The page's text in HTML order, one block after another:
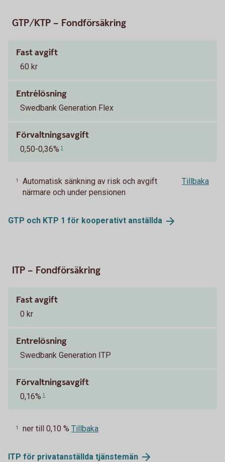
GTP/KTP – Fondförsäkring
Fast avgift
60 kr
Entrélösning
Swedbank Generation Flex
Förvaltningsavgift
0,50-0,36% 1
1
Automatisk sänkning av risk och avgift
närmare och under pensionen
Tillbaka
GTP och KTP 1 för kooperativt anställda
ITP – Fondförsäkring
Fast avgift
0 kr
Entrelösning
Swedbank Generation ITP
Förvaltningsavgift
0,16% 1
1 ner till 0,10 % Tillbaka
ITP för privatanställda tjänstemän